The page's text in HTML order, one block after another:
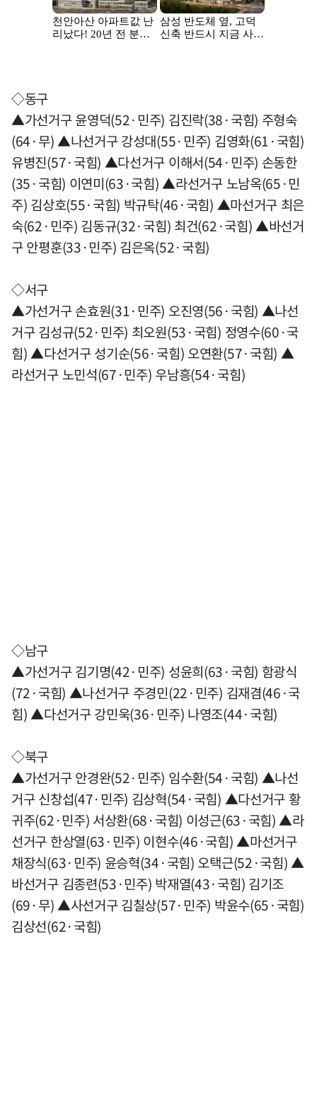
◇동구
▲가선거구 윤영덕(52·민주) 김진락(38·국힘) 주형숙
(64·무) ▲나선거구 강성대(55·민주) 김영화(61·국힘)
유병진(57·국힘) ▲다선거구 이해서(54·민주) 손동한
(35·국힘) 이연미(63·국힘) ▲라선거구 노남옥(65·민
주) 김상호(55·국힘) 박규탁(46·국힘) ▲마선거구 최은
숙(62·민주) 김동규(32·국힘) 최건(62·국힘) ▲바선거
구 안평훈(33·민주) 김은옥(52·국힘)
◇서구
▲가선거구 손효원(31·민주) 오진영(56·국힘) ▲나선
거구 김성규(52·민주) 최오원(53·국힘) 정영수(60·국
힘) ▲다선거구 성기순(56·국힘) 오연환(57·국힘) ▲
라선거구 노민석(67·민주) 우남흥(54·국힘)
◇남구
▲가선거구 김기명(42·민주) 성윤희(63·국힘) 함광식
(72·국힘) ▲나선거구 주경민(22·민주) 김재겸(46·국
힘) ▲다선거구 강민욱(36·민주) 나영조(44·국힘)
◇북구
▲가선거구 안경완(52·민주) 임수환(54·국힘) ▲나선
거구 신창섭(47·민주) 김상혁(54·국힘) ▲다선거구 황
귀주(62·민주) 서상환(68·국힘) 이성근(63·국힘) ▲라
선거구 한상열(63·민주) 이현수(46·국힘) ▲마선거구
채장식(63·민주) 윤승혁(34·국힘) 오택근(52·국힘) ▲
바선거구 김종련(53·민주) 박재열(43·국힘) 김기조
(69·무) ▲사선거구 김칠상(57·민주) 박윤수(65·국힘)
김상선(62·국힘)